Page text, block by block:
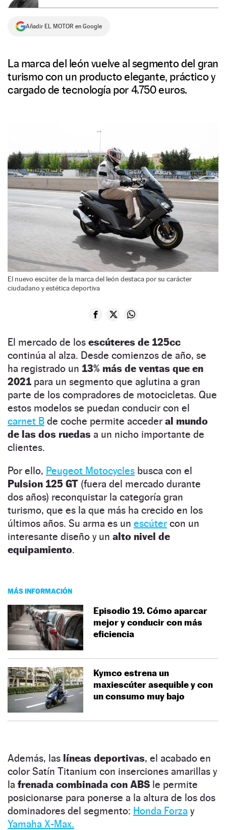
Añadir EL MOTOR en Google
La marca del león vuelve al segmento del gran
turismo con un producto elegante, práctico y
cargado de tecnología por 4.750 euros.
El nuevo escúter de la marca del león destaca por su carácter
ciudadano y estética deportiva
El mercado de los escúteres de 125cc
continúa al alza. Desde comienzos de año, se
ha registrado un 13% más de ventas que en
2021 para un segmento que aglutina a gran
parte de los compradores de motocicletas. Que
estos modelos se puedan conducir con el
carnet B de coche permite acceder al mundo
de las dos ruedas a un nicho importante de
clientes.
Por ello, Peugeot Motocycles busca con el
Pulsion 125 GT (fuera del mercado durante
dos años) reconquistar la categoría gran
turismo, que es la que más ha crecido en los
últimos años. Su arma es un escúter con un
interesante diseño y un alto nivel de
equipamiento.
MÁS INFORMACIÓN
Episodio 19. Cómo aparcar
mejor y conducir con más
eficiencia
Kymco estrena un
maxiescúter asequible y con
un consumo muy bajo
Además, las líneas deportivas, el acabado en
color Satín Titanium con inserciones amarillas y
la frenada combinada con ABS le permite
posicionarse para ponerse a la altura de los dos
dominadores del segmento: Honda Forza y
Yamaha X-Max.